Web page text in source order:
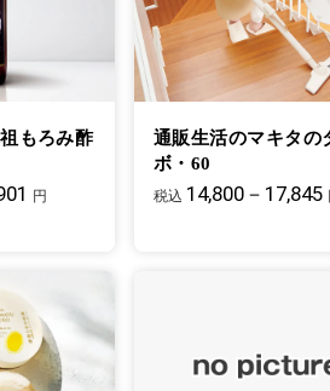
もろみ酢
円
通販生活のマキタの
ボ・60
税込 14,800－17,845